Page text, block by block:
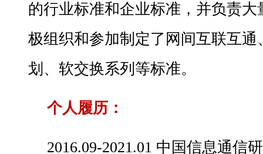
的行业标准和企业标准，并负责
极组织和参加制定了网间互联互
划、软交换系列等标准。
个人履历：
2016.09-2021.01 中国信息通信